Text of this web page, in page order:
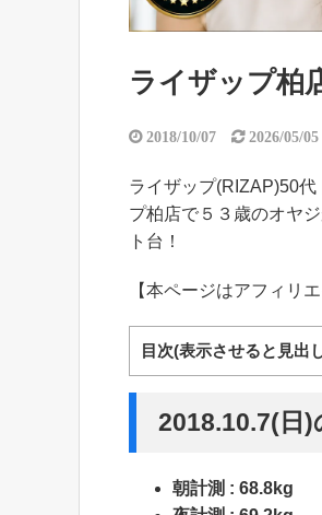
ライザップ柏
2018/10/07 2026/05/05
ライザップ(RIZAP)50
プ柏店で５３歳のオヤ
ト台！
【本ページはアフィリ
目次(表示させると見出
2018.10.7(日)
朝計測 : 68.8kg